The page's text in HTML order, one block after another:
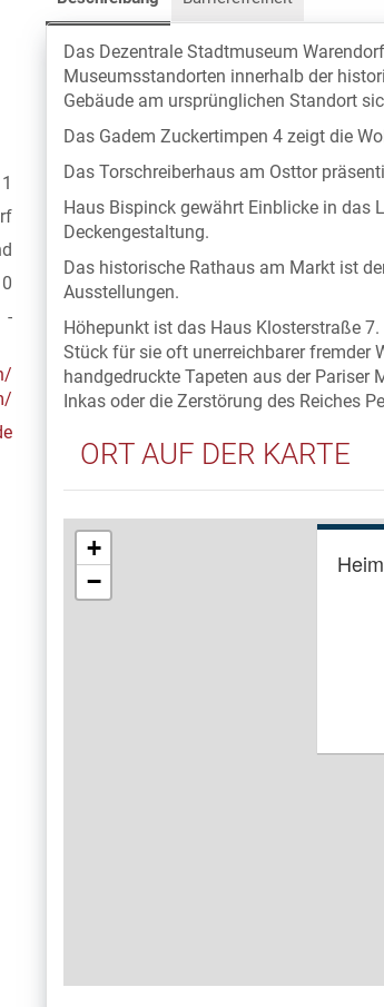
-
Das Dezentrale Stadtmuseum
Museumsstandorten innerhalb der
Gebäude am ursprünglichen Standort
Das Gadem Zuckertimpen 4 zeigt die
Das Torschreiberhaus am Osttor
Haus Bispinck gewährt Einblicke in das
Deckengestaltung.
Das historische Rathaus am Markt ist
Ausstellungen.
Höhepunkt ist das Haus Klosterstraße
Stück für sie oft unerreichbarer fremder
handgedruckte Tapeten aus der
Inkas oder die Zerstörung des Reiches
ORT AUF DER KARTE
+
−